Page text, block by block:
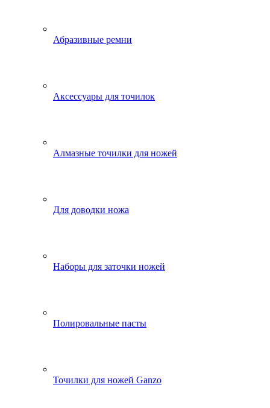
Абразивные ремни
Аксессуары для точилок
Алмазные точилки для ножей
Для доводки ножа
Наборы для заточки ножей
Полировальные пасты
Точилки для ножей Ganzo